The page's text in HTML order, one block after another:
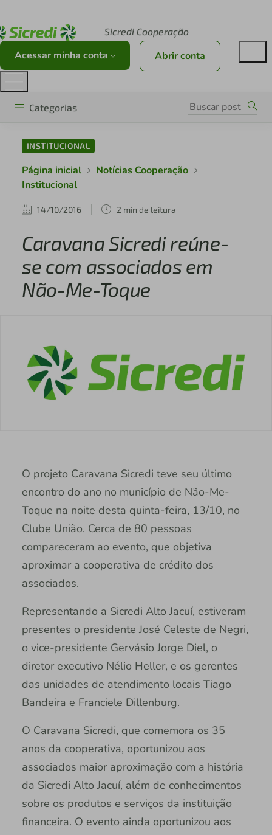
Sicredi Cooperação
Acessar minha conta Abrir conta
Categorias
INSTITUCIONAL
Página inicial
Notícias Cooperação
Institucional
14/10/2016 2 min de leitura
Caravana Sicredi reúne-
se com associados em
Não-Me-Toque
O projeto Caravana Sicredi teve seu último
encontro do ano no município de Não-Me-
Toque na noite desta quinta-feira, 13/10, no
Clube União. Cerca de 80 pessoas
compareceram ao evento, que objetiva
aproximar a cooperativa de crédito dos
associados.
Representando a Sicredi Alto Jacuí, estiveram
presentes o presidente José Celeste de Negri,
o vice-presidente Gervásio Jorge Diel, o
diretor executivo Nélio Heller, e os gerentes
das unidades de atendimento locais Tiago
Bandeira e Franciele Dillenburg.
O Caravana Sicredi, que comemora os 35
anos da cooperativa, oportunizou aos
associados maior aproximação com a história
da Sicredi Alto Jacuí, além de conhecimentos
sobre os produtos e serviços da instituição
financeira. O evento ainda oportunizou aos